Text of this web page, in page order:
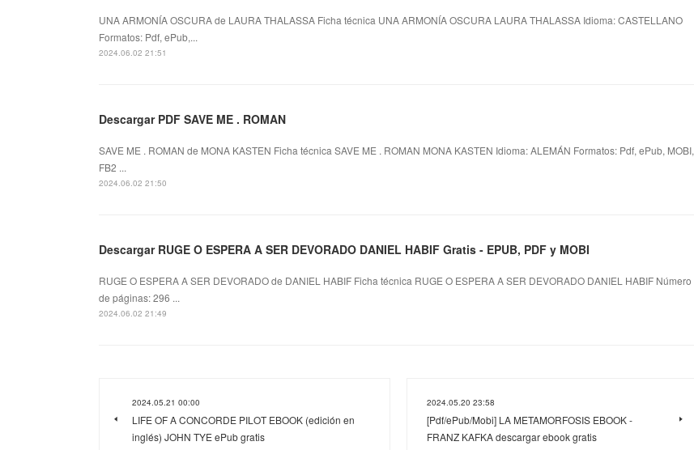
UNA ARMONÍA OSCURA de LAURA THALASSA Ficha técnica UNA ARMONÍA OSCURA LAURA THALASSA Idioma: CASTELLANO
Formatos: Pdf, ePub,...
2024.06.02 21:51
Descargar PDF SAVE ME . ROMAN
SAVE ME . ROMAN de MONA KASTEN Ficha técnica SAVE ME . ROMAN MONA KASTEN Idioma: ALEMÁN Formatos: Pdf, ePub, MOBI,
FB2 ...
2024.06.02 21:50
Descargar RUGE O ESPERA A SER DEVORADO DANIEL HABIF Gratis - EPUB, PDF y MOBI
RUGE O ESPERA A SER DEVORADO de DANIEL HABIF Ficha técnica RUGE O ESPERA A SER DEVORADO DANIEL HABIF Número
de páginas: 296 ...
2024.06.02 21:49
2024.05.21 00:00
LIFE OF A CONCORDE PILOT EBOOK (edición en
inglés) JOHN TYE ePub gratis
2024.05.20 23:58
[Pdf/ePub/Mobi] LA METAMORFOSIS EBOOK -
FRANZ KAFKA descargar ebook gratis